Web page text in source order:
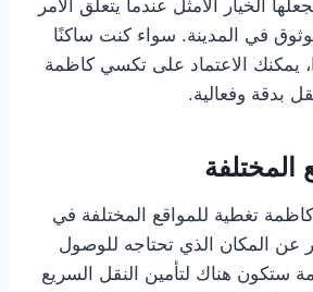
الخيار الأمثل عندما يتعلق الأمر
في المدينة. سواء كنت ساكنًا
يمكنك الاعتماد على تكسي كاظمة
بدقة وفعالية.
المختلفة
تغطية للمواقع المختلفة في
عن المكان الذي تحتاجه للوصول
ستكون هناك لتأمين النقل السريع